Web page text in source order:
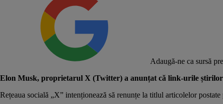
Adaugă-ne ca sursă
Elon Musk, proprietarul X (Twitter) a anunțat că link-urile
Rețeaua socială „X” intenționează să renunțe la titlul articolelor